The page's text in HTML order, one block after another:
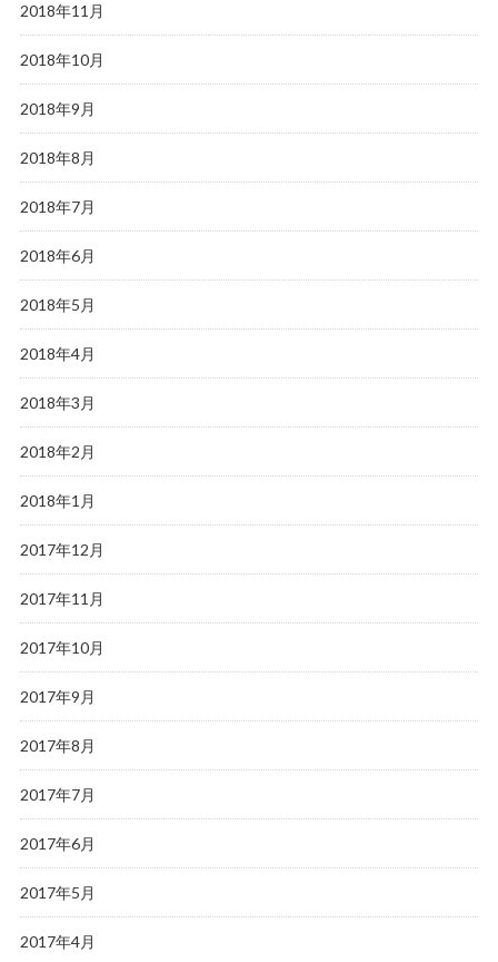
2018年11月
2018年10月
2018年9月
2018年8月
2018年7月
2018年6月
2018年5月
2018年4月
2018年3月
2018年2月
2018年1月
2017年12月
2017年11月
2017年10月
2017年9月
2017年8月
2017年7月
2017年6月
2017年5月
2017年4月